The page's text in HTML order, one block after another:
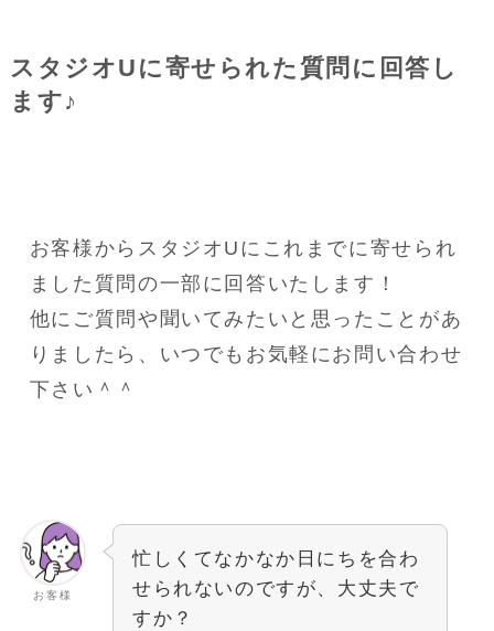
スタジオUに寄せられた質問に回答し
ます♪
お客様からスタジオUにこれまでに寄せられ
ました質問の一部に回答いたします！
他にご質問や聞いてみたいと思ったことがあ
りましたら、いつでもお気軽にお問い合わせ
下さい＾＾
お客様
忙しくてなかなか日にちを合わ
せられないのですが、大丈夫で
すか？